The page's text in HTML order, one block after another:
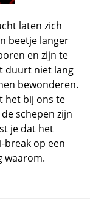
laten zich
beetje langer
en zijn te
duurt niet lang
bewonderen.
het bij ons te
schepen zijn
je dat het
break op een
waarom.